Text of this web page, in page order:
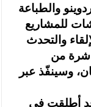
والطباعة
للمشاريع
والتحدث
من
وسينفّذ عبر
أطلقت في